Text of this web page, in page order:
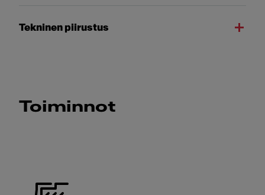
Tekninen piirustus
Toiminnot